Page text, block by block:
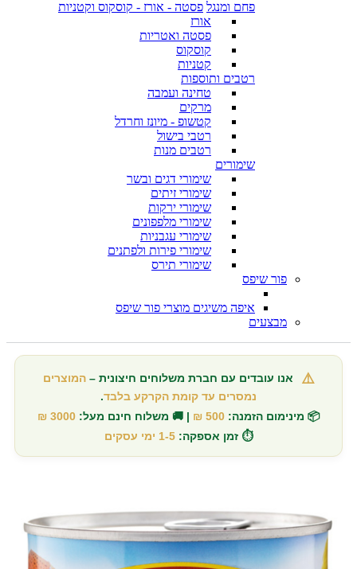
פחם ומנגל פסטה - אורז - קוסקוס וקטניות
אורז
פסטה ואטריות
קוסקוס
קטניות
רטבים ותוספות
טחינה ועמבה
מרקים
קטשופ - מיונז וחרדל
רטבי בישול
רטבים מנות
שימורים
שימורי דגים ובשר
שימורי זיתים
שימורי ירקות
שימורי מלפפונים
שימורי עגבניות
שימורי פירות ולפתנים
שימורי תירס
פור שיפס
איפה משיגים מוצרי פור שיפס
מבצעים
⚠️ אנו עובדים עם חברת משלוחים חיצונית –המוצרים
נמסרים עד קומת הקרקע בלבד.
📦 מינימום הזמנה: 500 ₪ | 🚚 משלוח חינם מעל: 3000 ₪
⏱️ זמן אספקה: 1-5 ימי עסקים